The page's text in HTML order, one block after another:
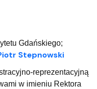
Gdańskiego;
Stepnowski
reprezentacyjną
w imieniu Rektora